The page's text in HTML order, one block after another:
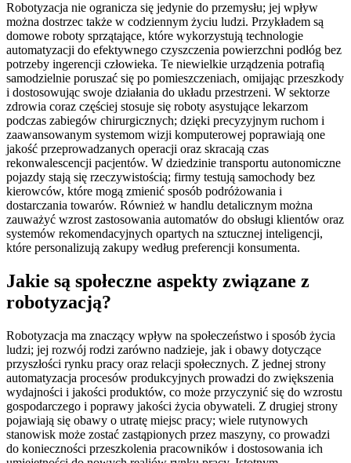
Robotyzacja nie ogranicza się jedynie do przemysłu; jej wpływ
można dostrzec także w codziennym życiu ludzi. Przykładem są
domowe roboty sprzątające, które wykorzystują technologie
automatyzacji do efektywnego czyszczenia powierzchni podłóg bez
potrzeby ingerencji człowieka. Te niewielkie urządzenia potrafią
samodzielnie poruszać się po pomieszczeniach, omijając przeszkody
i dostosowując swoje działania do układu przestrzeni. W sektorze
zdrowia coraz częściej stosuje się roboty asystujące lekarzom
podczas zabiegów chirurgicznych; dzięki precyzyjnym ruchom i
zaawansowanym systemom wizji komputerowej poprawiają one
jakość przeprowadzanych operacji oraz skracają czas
rekonwalescencji pacjentów. W dziedzinie transportu autonomiczne
pojazdy stają się rzeczywistością; firmy testują samochody bez
kierowców, które mogą zmienić sposób podróżowania i
dostarczania towarów. Również w handlu detalicznym można
zauważyć wzrost zastosowania automatów do obsługi klientów oraz
systemów rekomendacyjnych opartych na sztucznej inteligencji,
które personalizują zakupy według preferencji konsumenta.
Jakie są społeczne aspekty związane z
robotyzacją?
Robotyzacja ma znaczący wpływ na społeczeństwo i sposób życia
ludzi; jej rozwój rodzi zarówno nadzieje, jak i obawy dotyczące
przyszłości rynku pracy oraz relacji społecznych. Z jednej strony
automatyzacja procesów produkcyjnych prowadzi do zwiększenia
wydajności i jakości produktów, co może przyczynić się do wzrostu
gospodarczego i poprawy jakości życia obywateli. Z drugiej strony
pojawiają się obawy o utratę miejsc pracy; wiele rutynowych
stanowisk może zostać zastąpionych przez maszyny, co prowadzi
do konieczności przeszkolenia pracowników i dostosowania ich